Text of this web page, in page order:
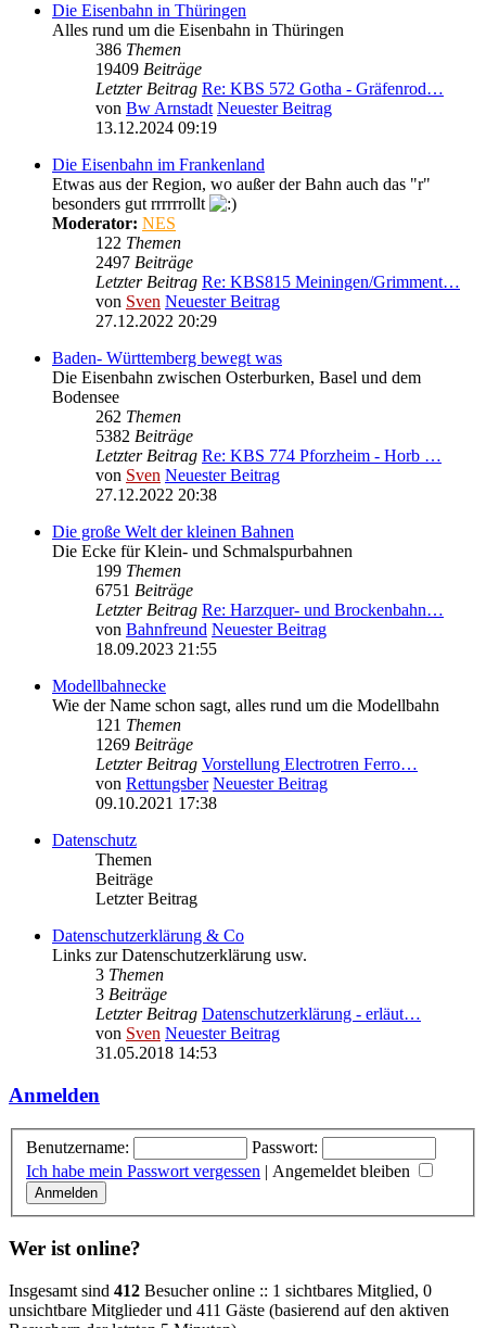
Die Eisenbahn in Thüringen
Alles rund um die Eisenbahn in Thüringen
386 Themen
19409 Beiträge
Letzter Beitrag Re: KBS 572 Gotha - Gräfenrod…
von Bw Arnstadt Neuester Beitrag
13.12.2024 09:19
Die Eisenbahn im Frankenland
Etwas aus der Region, wo außer der Bahn auch das "r"
besonders gut rrrrrrollt
Moderator: NES
122 Themen
2497 Beiträge
Letzter Beitrag Re: KBS815 Meiningen/Grimment…
von Sven Neuester Beitrag
27.12.2022 20:29
Baden- Württemberg bewegt was
Die Eisenbahn zwischen Osterburken, Basel und dem
Bodensee
262 Themen
5382 Beiträge
Letzter Beitrag Re: KBS 774 Pforzheim - Horb …
von Sven Neuester Beitrag
27.12.2022 20:38
Die große Welt der kleinen Bahnen
Die Ecke für Klein- und Schmalspurbahnen
199 Themen
6751 Beiträge
Letzter Beitrag Re: Harzquer- und Brockenbahn…
von Bahnfreund Neuester Beitrag
18.09.2023 21:55
Modellbahnecke
Wie der Name schon sagt, alles rund um die Modellbahn
121 Themen
1269 Beiträge
Letzter Beitrag Vorstellung Electrotren Ferro…
von Rettungsber Neuester Beitrag
09.10.2021 17:38
Datenschutz
Themen
Beiträge
Letzter Beitrag
Datenschutzerklärung & Co
Links zur Datenschutzerklärung usw.
3 Themen
3 Beiträge
Letzter Beitrag Datenschutzerklärung - erläut…
von Sven Neuester Beitrag
31.05.2018 14:53
Anmelden
Benutzername:
Passwort:
Ich habe mein Passwort vergessen | Angemeldet bleiben
Wer ist online?
Insgesamt sind 412 Besucher online :: 1 sichtbares Mitglied, 0
unsichtbare Mitglieder und 411 Gäste (basierend auf den aktiven